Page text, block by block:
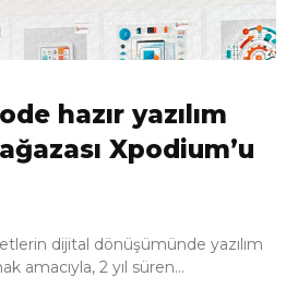
hazır yazılım
Xpodium’u
dijital dönüşümünde yazılım
amacıyla, 2 yıl süren...